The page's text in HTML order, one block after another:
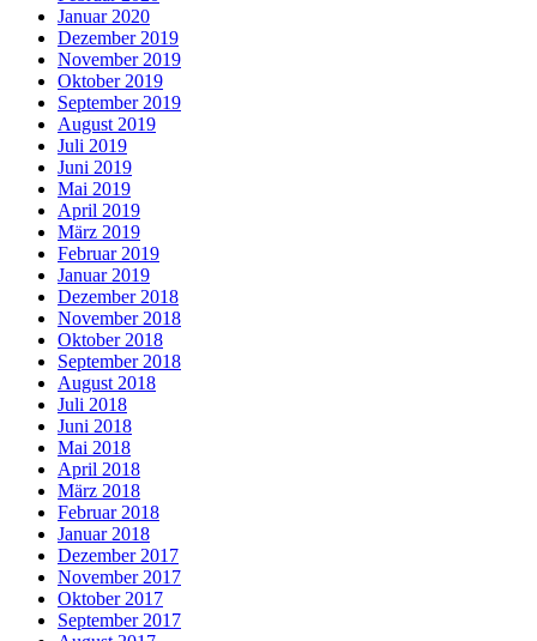
Januar 2020
Dezember 2019
November 2019
Oktober 2019
September 2019
August 2019
Juli 2019
Juni 2019
Mai 2019
April 2019
März 2019
Februar 2019
Januar 2019
Dezember 2018
November 2018
Oktober 2018
September 2018
August 2018
Juli 2018
Juni 2018
Mai 2018
April 2018
März 2018
Februar 2018
Januar 2018
Dezember 2017
November 2017
Oktober 2017
September 2017